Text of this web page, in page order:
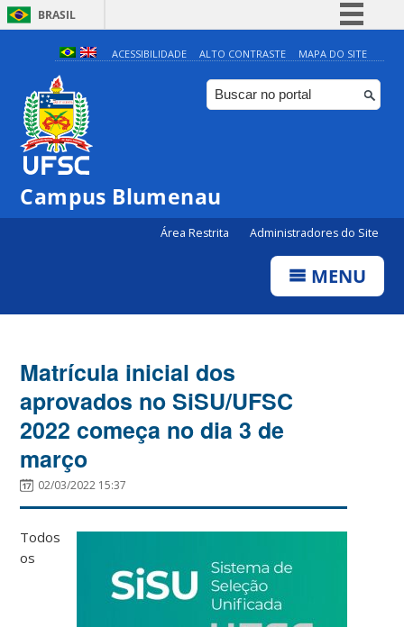
BRASIL
Simplifique!
Comunica BR
Participe
ACESSIBILIDADE ALTO CONTRASTE MAPA DO SITE
Campus Blumenau
Área Restrita Administradores do Site
MENU
Matrícula inicial dos
aprovados no SiSU/UFSC
2022 começa no dia 3 de
março
02/03/2022 15:37
Todos
os